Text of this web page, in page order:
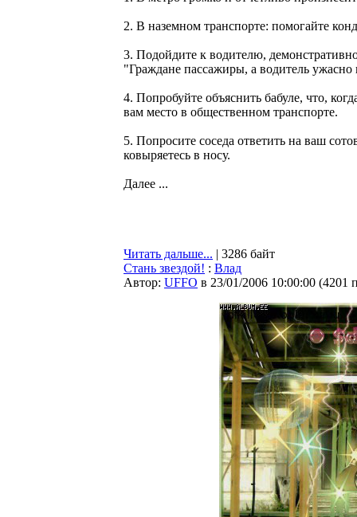
2. В наземном транспорте: помогайте
3. Подойдите к водителю,
"Граждане пассажиры, а водитель ужасно
4. Попробуйте объяснить бабуле, что,
вам место в общественном транспорте.
5. Попросите соседа ответить на ваш
ковыряетесь в носу.
Далее ...
Читать дальше... | 3286 байт
Стань звездой! : Влад
Автор: UFFO в 23/01/2006 10:00:00 (4201